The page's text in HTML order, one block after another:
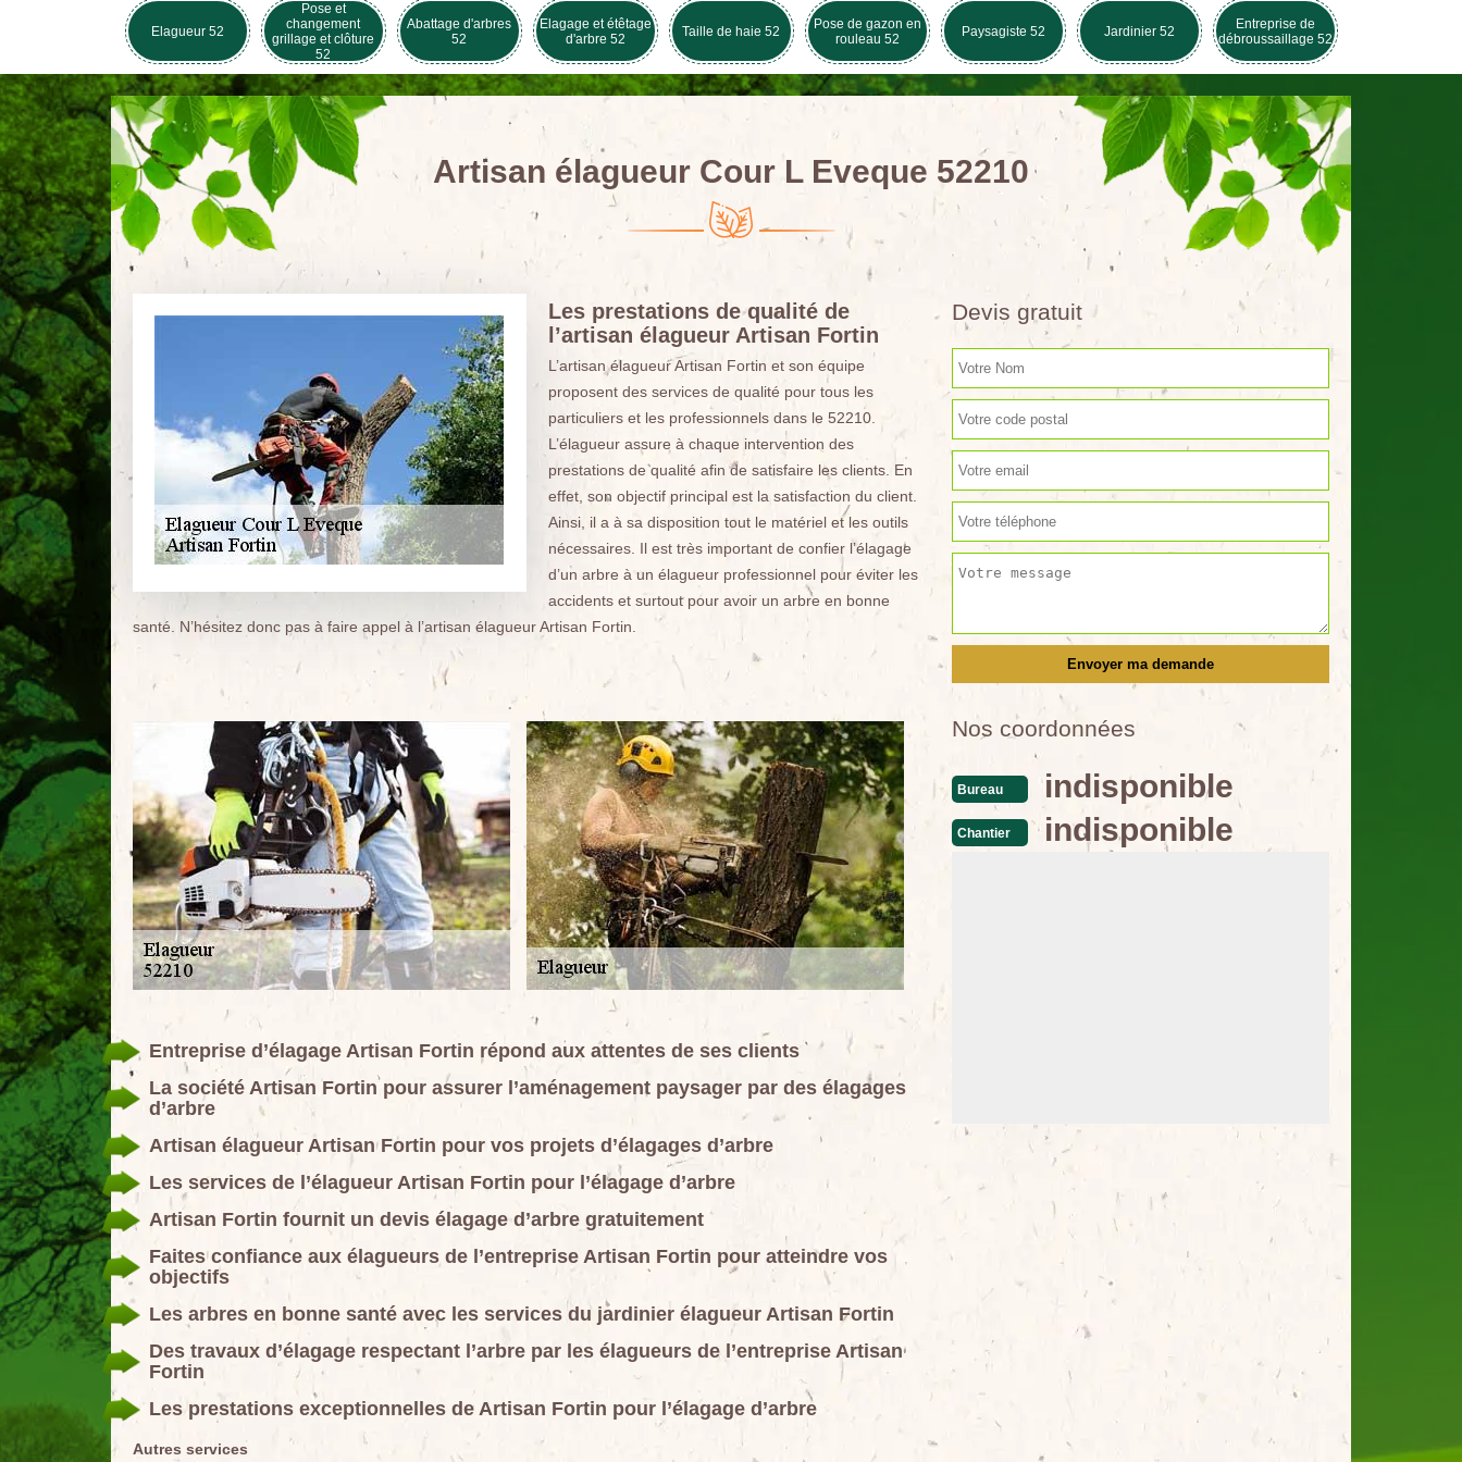
Elagueur 52
Pose et
changement
grillage et clôture
52
Abattage d'arbres
52
Elagage et étêtage
d'arbre 52
Taille de haie 52
Pose de gazon en
rouleau 52
Paysagiste 52 Jardinier 52
Entreprise de
débroussaillage 52
Artisan élagueur Cour L Eveque 52210
Les prestations de qualité de
l’artisan élagueur Artisan Fortin
L’artisan élagueur Artisan Fortin et son équipe
proposent des services de qualité pour tous les
particuliers et les professionnels dans le 52210.
L’élagueur assure à chaque intervention des
prestations de qualité afin de satisfaire les clients. En
effet, son objectif principal est la satisfaction du client.
Ainsi, il a à sa disposition tout le matériel et les outils
nécessaires. Il est très important de confier l’élagage
d’un arbre à un élagueur professionnel pour éviter les
accidents et surtout pour avoir un arbre en bonne
santé. N’hésitez donc pas à faire appel à l’artisan élagueur Artisan Fortin.
Entreprise d’élagage Artisan Fortin répond aux attentes de ses clients
La société Artisan Fortin pour assurer l’aménagement paysager par des élagages
d’arbre
Artisan élagueur Artisan Fortin pour vos projets d’élagages d’arbre
Les services de l’élagueur Artisan Fortin pour l’élagage d’arbre
Artisan Fortin fournit un devis élagage d’arbre gratuitement
Faites confiance aux élagueurs de l’entreprise Artisan Fortin pour atteindre vos
objectifs
Les arbres en bonne santé avec les services du jardinier élagueur Artisan Fortin
Des travaux d’élagage respectant l’arbre par les élagueurs de l’entreprise Artisan
Fortin
Les prestations exceptionnelles de Artisan Fortin pour l’élagage d’arbre
Devis gratuit
Nos coordonnées
Bureau indisponible
Chantier indisponible
Autres services